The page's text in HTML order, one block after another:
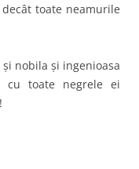
toate neamurile
nobila şi ingenioasa
cu toate negrele ei